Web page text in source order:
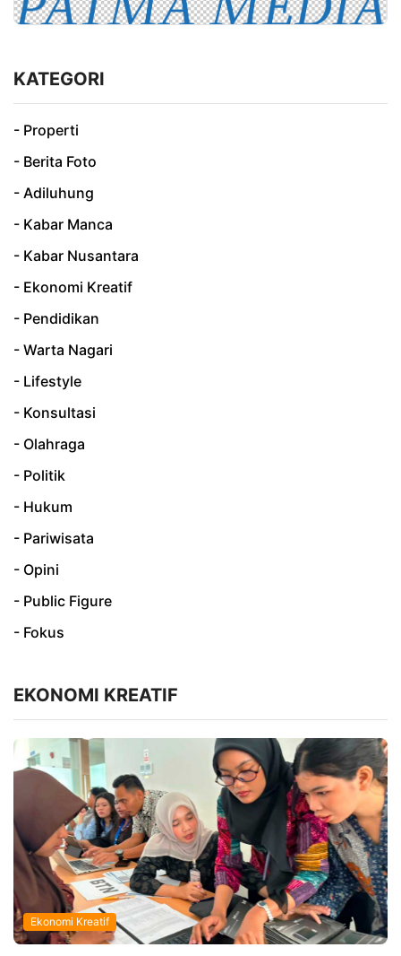
KATEGORI
- Properti
- Berita Foto
- Adiluhung
- Kabar Manca
- Kabar Nusantara
- Ekonomi Kreatif
- Pendidikan
- Warta Nagari
- Lifestyle
- Konsultasi
- Olahraga
- Politik
- Hukum
- Pariwisata
- Opini
- Public Figure
- Fokus
EKONOMI KREATIF
Ekonomi Kreatif